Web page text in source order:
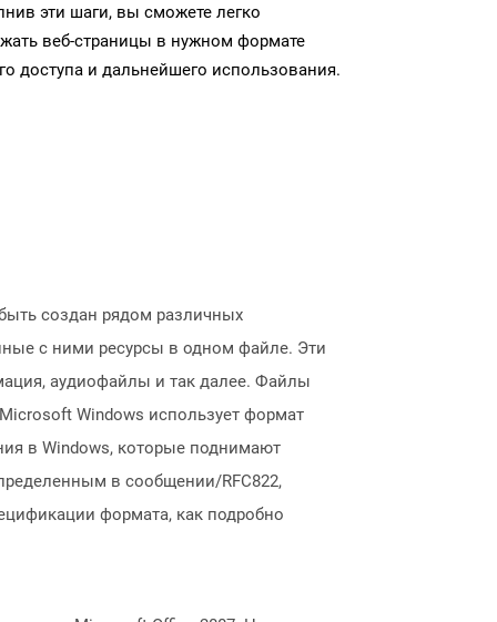
эти шаги, вы сможете легко
веб-страницы в нужном формате
доступа и дальнейшего использования.
создан рядом различных
с ними ресурсы в одном файле. Эти
аудиофайлы и так далее. Файлы
Windows использует формат
в Windows, которые поднимают
в сообщении/RFC822,
формата, как подробно